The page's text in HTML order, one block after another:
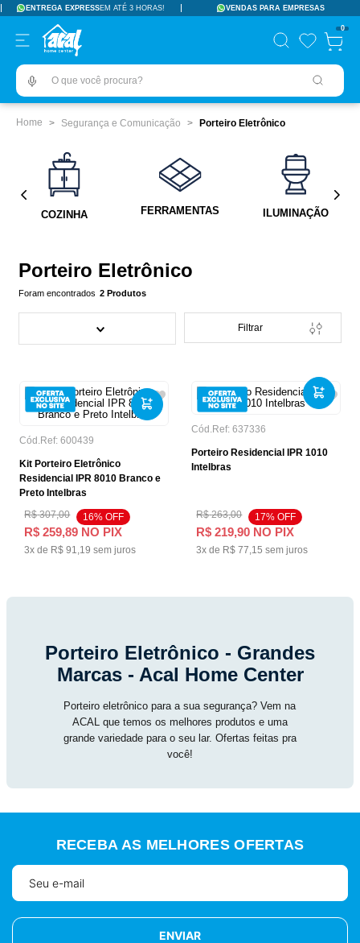
ENTREGA EXPRESSEM ATÉ 3 HORAS! VENDAS PARA EMPRESAS
0
O que você procura?
Segurança e Comunicação Porteiro Eletrônico
COZINHA FERRAMENTAS ILUMINAÇÃO
Porteiro Eletrônico
2 Produtos
Filtrar
Cód.Ref: 600439
Kit Porteiro Eletrônico
Residencial IPR 8010 Branco e
Preto Intelbras
R$ 307,00 16% OFF
R$ 259,89 NO PIX
3x de R$ 91,19 sem juros
Cód.Ref: 637336
Porteiro Residencial IPR 1010
Intelbras
R$ 263,00 17% OFF
R$ 219,90 NO PIX
3x de R$ 77,15 sem juros
Porteiro Eletrônico - Grandes
Marcas - Acal Home Center
Porteiro eletrônico para a sua segurança? Vem na
ACAL que temos os melhores produtos e uma
grande variedade para o seu lar. Ofertas feitas pra
você!
RECEBA AS MELHORES OFERTAS
ENVIAR
TERMOS MAIS BUSCADOS
pisos revestimentos
º ceramica
revestimento
6 pia
9 chuveiro
10º 18l